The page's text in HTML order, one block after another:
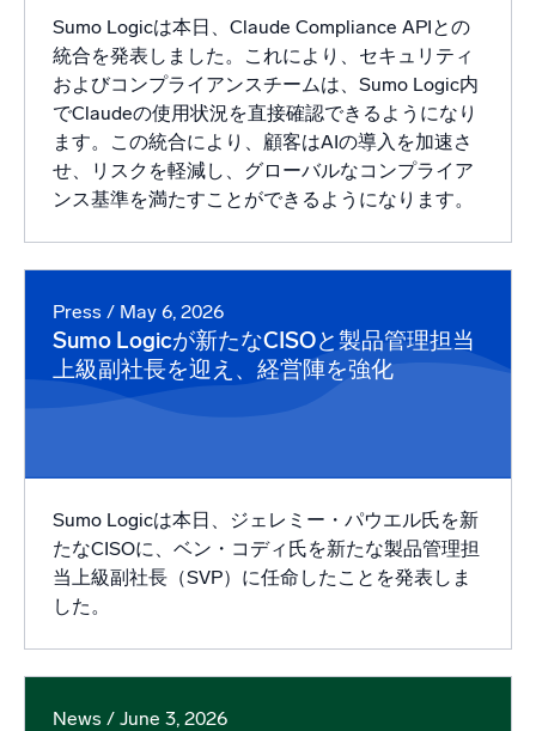
Sumo Logicは本日、Claude Compliance APIとの
統合を発表しました。これにより、セキュリティ
およびコンプライアンスチームは、Sumo Logic内
でClaudeの使用状況を直接確認できるようになり
ます。この統合により、顧客はAIの導入を加速さ
せ、リスクを軽減し、グローバルなコンプライア
ンス基準を満たすことができるようになります。
Press / May 6, 2026
Sumo Logicが新たなCISOと製品管理担当
上級副社長を迎え、経営陣を強化
Sumo Logicは本日、ジェレミー・パウエル氏を新
たなCISOに、ベン・コディ氏を新たな製品管理担
当上級副社長（SVP）に任命したことを発表しま
した。
News / June 3, 2026